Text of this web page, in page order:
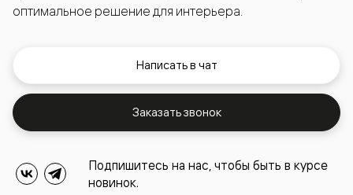
оптимальное решение для интерьера.
Написать в чат
Заказать звонок
Подпишитесь на нас, чтобы быть в курсе
новинок.